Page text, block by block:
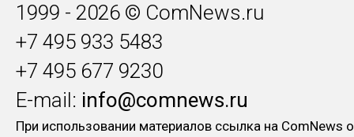
1999 - 2026 © ComNews.ru
+7 495 933 5483
+7 495 677 9230
E-mail: info@comnews.ru
При использовании материалов ссылка на ComNews